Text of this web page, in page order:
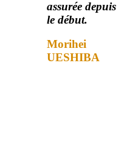
assurée depuis
le début.
Morihei
UESHIBA